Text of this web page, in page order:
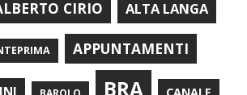
CIRIO ALTA LANGA
APPUNTAMENTI
BRA